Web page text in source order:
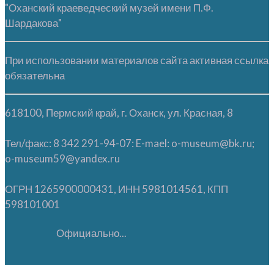
"Оханский краеведческий музей имени П.Ф.
Шардакова"
При использовании материалов сайта активная ссылка
обязательна
618100, Пермский край, г. Оханск, ул. Красная, 8
Тел/факс: 8 342 291-94-07: E-mael: o-museum@bk.ru;
o-museum59@yandex.ru
ОГРН 1265900000431, ИНН 5981014561, КПП
598101001
Официально...